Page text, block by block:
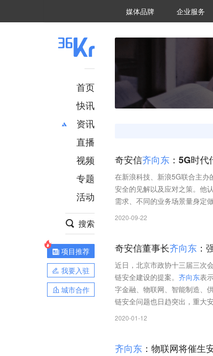
媒体品牌 36Kr研究院
企业服务
首页
快讯
资讯
推荐
财经
项目推荐
安徽
直播
视频
专题
活动
搜索
项目推荐
我要入驻
城市合作
奇安信齐向东 ：5G时
在新浪科技、新浪5G联合主办
安全的见解以及应对之策。他
需求、不同的业务场景量身定
2020-09-22
奇安信董事长齐向东 ：
近日，北京市政协十三届三次
链安全建设的提案。 齐向东表
字金融、物联网、智能制造、
链安全问题也日趋突出，重大
2020-01-12
齐向东 ：物联网将催生